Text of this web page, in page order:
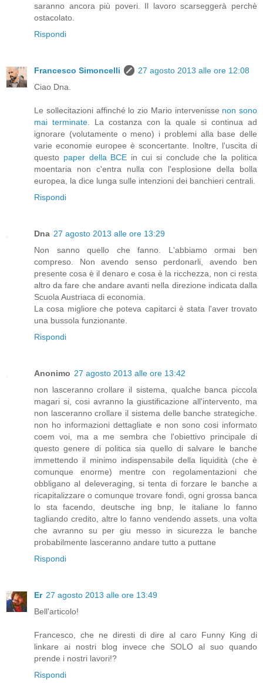
saranno ancora più poveri. Il lavoro scarseggerà perchè
ostacolato.
Rispondi
Francesco Simoncelli
27 agosto 2013 alle ore 12:08
Ciao Dna.
Le sollecitazioni affinché lo zio Mario intervenisse non sono
mai terminate. La costanza con la quale si continua ad
ignorare (volutamente o meno) i problemi alla base delle
varie economie europee è sconcertante. Inoltre, l'uscita di
questo paper della BCE in cui si conclude che la politica
moentaria non c'entra nulla con l'esplosione della bolla
europea, la dice lunga sulle intenzioni dei banchieri centrali.
Rispondi
Dna 27 agosto 2013 alle ore 13:29
Non sanno quello che fanno. L'abbiamo ormai ben
compreso. Non avendo senso perdonarli, avendo ben
presente cosa è il denaro e cosa è la ricchezza, non ci resta
altro da fare che andare avanti nella direzione indicata dalla
Scuola Austriaca di economia.
La cosa migliore che poteva capitarci è stata l'aver trovato
una bussola funzionante.
Rispondi
Anonimo 27 agosto 2013 alle ore 13:42
non lasceranno crollare il sistema, qualche banca piccola
magari si, cosi avranno la giustificazione all'intervento, ma
non lasceranno crollare il sistema delle banche strategiche.
non ho informazioni dettagliate e non sono cosi informato
coem voi, ma a me sembra che l'obiettivo principale di
questo genere di politica sia quello di salvare le banche
immettendo il minimo indispensabile della liquidità (che è
comunque enorme) mentre con regolamentazioni che
obbligano al deleveraging, si tenta di forzare le banche a
ricapitalizzare o comunque trovare fondi, ogni grossa banca
lo sta facendo, deutsche ing bnp, le italiane lo fanno
tagliando credito, altre lo fanno vendendo assets. una volta
che avranno su per giu messo in sicurezza le banche
probabilmente lasceranno andare tutto a puttane
Rispondi
Er 27 agosto 2013 alle ore 13:49
Bell'articolo!
Francesco, che ne diresti di dire al caro Funny King di
linkare ai nostri blog invece che SOLO al suo quando
prende i nostri lavori!?
Rispondi